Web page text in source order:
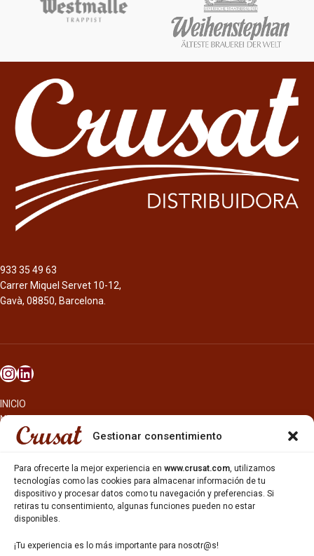
Gestionar consentimiento
Para ofrecerte la mejor experiencia en www.crusat.com, utilizamos
tecnologías como las cookies para almacenar información de tu
dispositivo y procesar datos como tu navegación y preferencias. Si
retiras tu consentimiento, algunas funciones pueden no estar
disponibles.
¡Tu experiencia es lo más importante para nosotr@s!
933 35 49 63
Carrer Miquel Servet 10-12,
Gavà, 08850, Barcelona.
INICIO
NOSOTROS
CERVEZAS
OTROS PRODUCTOS
REPARTO EN BARCELONA
HOSTELERÍA Y PEQUEÑA ALIMENTACIÓN
CARTAS DE CERVEZAS Y VINO
CATAS Y FORMACIONES
SERVICIO TÉCNICO